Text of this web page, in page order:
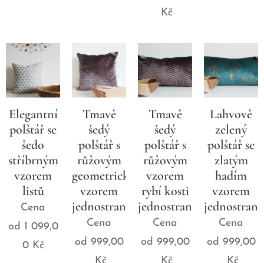
Kč
Elegantní
polštář se
šedo
stříbrným
vzorem
listů
Cena
od 1 099,0
0Kč
Tmavě
šedý
polštář s
růžovým
geometrickým
vzorem
jednostranný
Cena
od 999,00
Kč
Tmavě
šedý
polštář s
růžovým
vzorem
rybí kosti
jednostranný
Cena
od 999,00
Kč
Lahvově
zelený
polštář se
zlatým
hadím
vzorem
Cena
od 999,00
Kč